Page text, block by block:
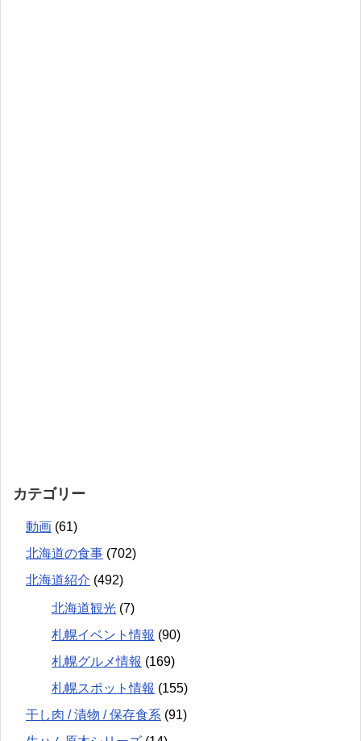
カテゴリー
動画 (61)
北海道の食事 (702)
北海道紹介 (492)
北海道観光 (7)
札幌イベント情報 (90)
札幌グルメ情報 (169)
札幌スポット情報 (155)
干し肉 / 漬物 / 保存食系 (91)